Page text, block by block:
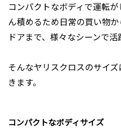
コンパクトなボディで運転
ん積めるため日常の買い物
ドアまで、様々なシーンで活
そんなヤリスクロスのサイ
きます。
コンパクトなボディサイズ